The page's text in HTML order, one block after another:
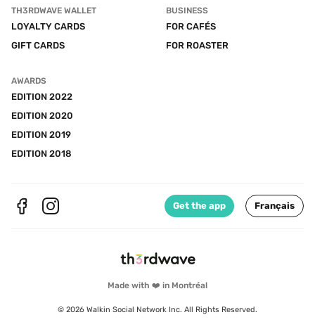
Made with ❤️ in Montréal
© 2026 Walkin Social Network Inc. All Rights Reserved.
TH3RDWAVE WALLET
LOYALTY CARDS
GIFT CARDS
BUSINESS
FOR CAFÉS
FOR ROASTER
AWARDS
EDITION 2022
EDITION 2020
EDITION 2019
EDITION 2018
Get the app Français